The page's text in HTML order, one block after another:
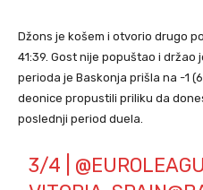
Džons je košem i otvorio drugo
41:39. Gost nije popuštao i držao
perioda je Baskonja prišla na -1
deonice propustili priliku da
poslednji period duela.
3/4 |